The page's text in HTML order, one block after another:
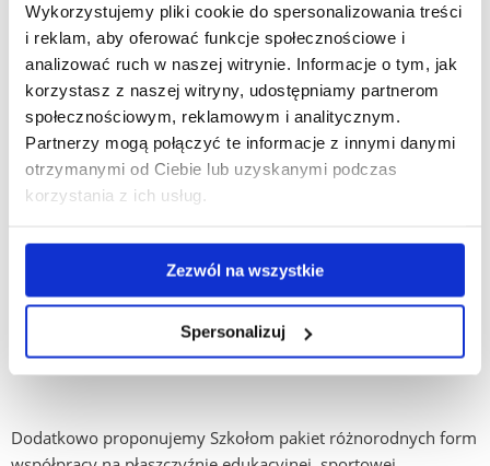
Wykorzystujemy pliki cookie do spersonalizowania treści
i reklam, aby oferować funkcje społecznościowe i
analizować ruch w naszej witrynie. Informacje o tym, jak
korzystasz z naszej witryny, udostępniamy partnerom
społecznościowym, reklamowym i analitycznym.
Partnerzy mogą połączyć te informacje z innymi danymi
otrzymanymi od Ciebie lub uzyskanymi podczas
korzystania z ich usług.
Zezwól na wszystkie
Spersonalizuj
możliwość stałego kontaktu ze środowiskiem
uniwersyteckim, a przeprowadzona tu przez pracowników
UR, określona liczba godzin lekcyjnych umożliwia
popularyzację kształcenia z określonej
dziedziny/dyscypliny naukowej, rozwijanie uzdolnień
uczniów, a także korzystanie przez nich z konsultacji
u specjalistów z danego obszaru;
możliwość objęcia przez nauczyciela Szkoły (na zasadach
odpłatności) zadań opiekuna praktyk studenckich;
inne formy współpracy, dyktowane bieżącymi potrzebami
środowiska szkolnego i uniwersyteckiego;
Dodatkowo proponujemy Szkołom pakiet różnorodnych form